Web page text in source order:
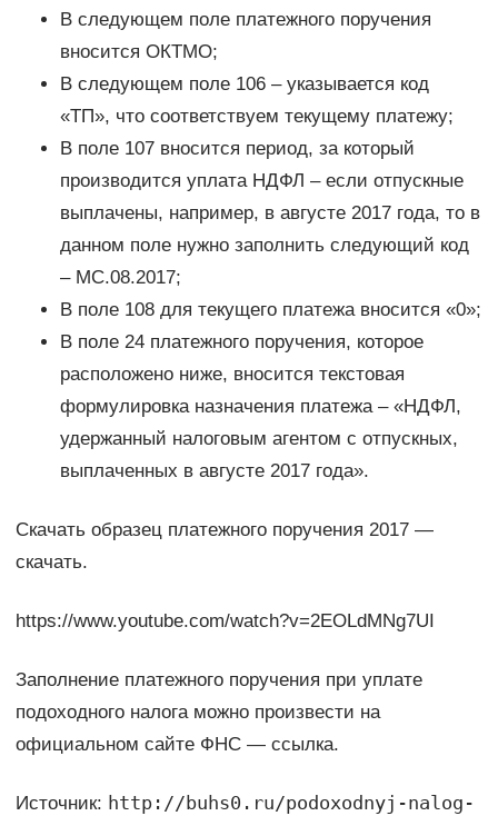
В следующем поле платежного поручения
вносится ОКТМО;
В следующем поле 106 – указывается код
«ТП», что соответствуем текущему платежу;
В поле 107 вносится период, за который
производится уплата НДФЛ – если отпускные
выплачены, например, в августе 2017 года, то в
данном поле нужно заполнить следующий код
– МС.08.2017;
В поле 108 для текущего платежа вносится «0»;
В поле 24 платежного поручения, которое
расположено ниже, вносится текстовая
формулировка назначения платежа – «НДФЛ,
удержанный налоговым агентом с отпускных,
выплаченных в августе 2017 года».
Скачать образец платежного поручения 2017 —
скачать.
https://www.youtube.com/watch?v=2EOLdMNg7UI
Заполнение платежного поручения при уплате
подоходного налога можно произвести на
официальном сайте ФНС — ссылка.
Источник: http://buhs0.ru/podoxodnyj-nalog-